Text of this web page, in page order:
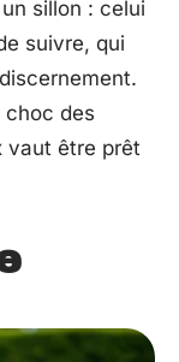
sillon : celui
suivre, qui
choc des
vaut être prêt